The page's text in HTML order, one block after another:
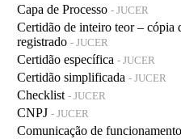
Capa de Processo - JUCER
Certidão de inteiro teor – cópia
registrado - JUCER
Certidão específica - JUCER
Certidão simplificada - JUCER
Checklist - JUCER
CNPJ - JUCER
Comunicação de funcionamento